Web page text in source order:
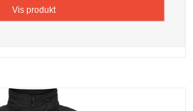
Vis produkt